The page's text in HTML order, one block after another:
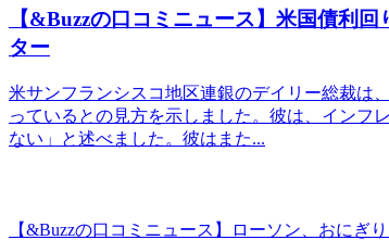
【&Buzzの口コミニュース】米国債利
ター
米サンフランシスコ地区連銀のデイリー総裁は
っているとの見方を示しました。彼は、インフ
ない」と述べました。彼はまた...
【&Buzzの口コミニュース】ローソン、おに